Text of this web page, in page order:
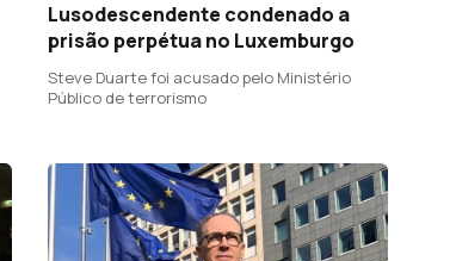
Lusodescendente condenado a
prisão perpétua no Luxemburgo
Steve Duarte foi acusado pelo Ministério
Público de terrorismo